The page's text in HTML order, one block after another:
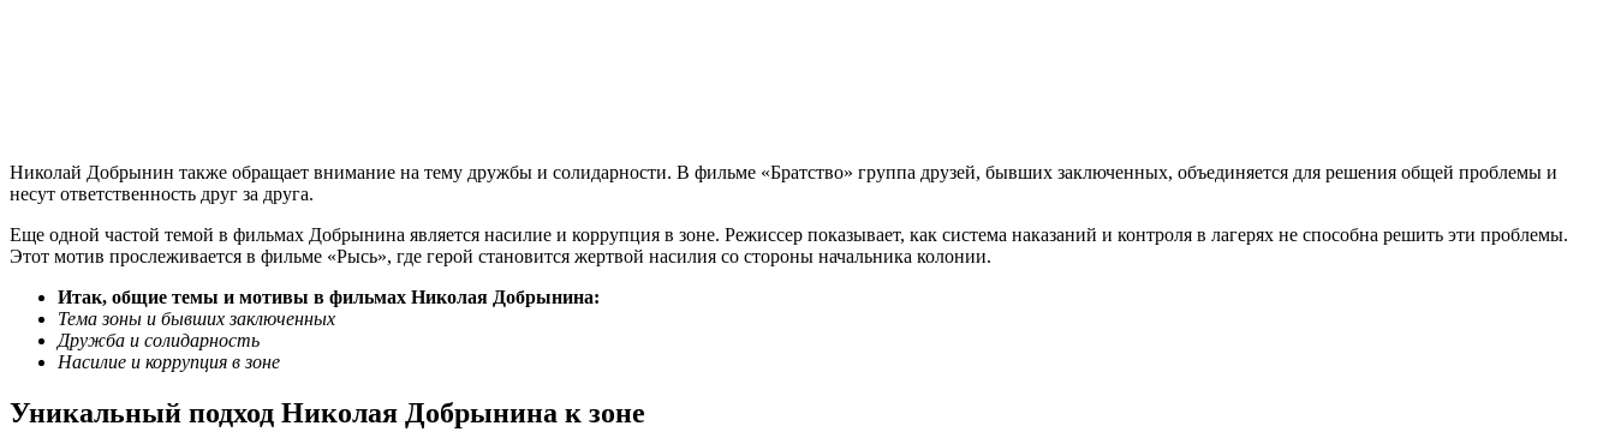
Николай Добрынин также обращает внимание на тему дружбы и солидарности. В фильме «Братство» группа друзей, бывших заключенных, объединяется для решения общей проблемы и
несут ответственность друг за друга.
Еще одной частой темой в фильмах Добрынина является насилие и коррупция в зоне. Режиссер показывает, как система наказаний и контроля в лагерях не способна решить эти проблемы.
Этот мотив прослеживается в фильме «Рысь», где герой становится жертвой насилия со стороны начальника колонии.
Итак, общие темы и мотивы в фильмах Николая Добрынина:
Тема зоны и бывших заключенных
Дружба и солидарность
Насилие и коррупция в зоне
Уникальный подход Николая Добрынина к зоне